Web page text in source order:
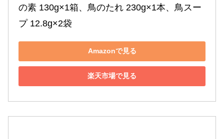
の素 130g×1箱、鳥のたれ 230g×1本、鳥スー
プ 12.8g×2袋
Amazonで見る
楽天市場で見る